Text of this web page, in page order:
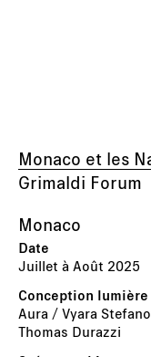
Monaco et les
Grimaldi Forum
Monaco
Juillet à Août 2025
Aura / Vyara
Thomas Durazzi